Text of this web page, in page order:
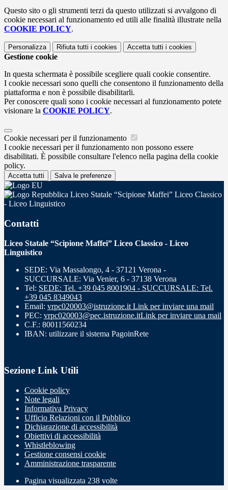
Questo sito o gli strumenti terzi da questo utilizzati si avvalgono di
cookie necessari al funzionamento ed utili alle finalità illustrate nella
COOKIE POLICY.
Personalizza Rifiuta tutti i cookies Accetta tutti i cookies
Gestione cookie
In questa schermata è possibile scegliere quali cookie consentire.
I cookie necessari sono quelli che consentono il funzionamento della
piattaforma e non è possibile disabilitarli.
Per conoscere quali sono i cookie necessari al funzionamento potete
visionare la COOKIE POLICY.
Cookie necessari per il funzionamento
I cookie necessari per il funzionamento non possono essere
disabilitati. È possibile consultare l'elenco nella pagina della cookie
policy.
Accetta tutti Salva le preferenze
Liceo Statale “Scipione Maffei” Liceo Classico
- Liceo Linguistico
Contatti
Liceo Statale “Scipione Maffei” Liceo Classico - Liceo
Linguistico
SEDE: Via Massalongo, 4 - 37121 Verona -
SUCCURSALE: Via Venier, 6 - 37138 Verona
Tel: SEDE: Tel. +39 045 8001904 - SUCCURSALE: Tel.
+39 045 8349043
Email: vrpc020003@istruzione.it Link per inviare una mail
PEC: vrpc020003@pec.istruzione.itLink per inviare una mail
C.F.: 80011560234
IBAN: utilizzare il sistema PagoinRete
Sezione Link Utili
Cookie policy
Note legali
Informativa Privacy
Ufficio Relazioni con il Pubblico
Dichiarazione di accessibilità
Obiettivi di accessibilità
Whistleblowing
Gestione consensi cookie
Amministrazione trasparente
Pagina visualizzata 238 volte